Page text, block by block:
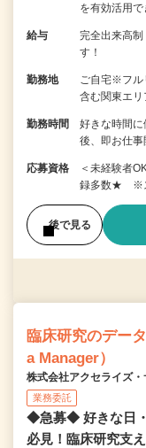
を有効活用
給与
完全出来高
す！
勤務地
ご自宅※フル
含む関東エ
勤務時間
好きな時間
後、即お仕
応募資格
＜未経験者
録多数★ ※ス
後で見る
臨床研究のデー
a Manager）
株式会社アクセライズ・
業務委託
◆急募◆ 好きな日
必見！臨床研究支